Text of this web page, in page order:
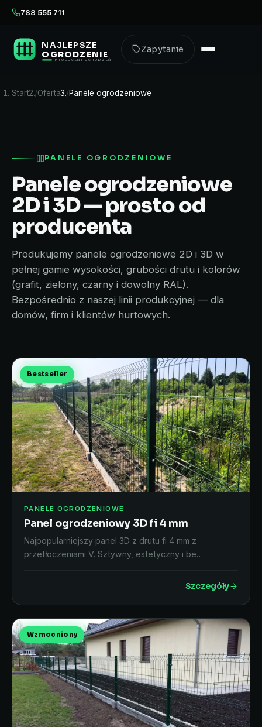
788 555 711
NAJLEPSZE
OGRODZENIE
PRODUCENT OGRODZEŃ
Zapytanie
Start Oferta Panele ogrodzeniowe
PANELE OGRODZENIOWE
Panele ogrodzeniowe
2D i 3D — prosto od
producenta
Produkujemy panele ogrodzeniowe 2D i 3D w
pełnej gamie wysokości, grubości drutu i kolorów
(grafit, zielony, czarny i dowolny RAL).
Bezpośrednio z naszej linii produkcyjnej — dla
domów, firm i klientów hurtowych.
Bestseller
PANELE OGRODZENIOWE
Panel ogrodzeniowy 3D fi 4 mm
Najpopularniejszy panel 3D z drutu fi 4 mm z
przetłoczeniami V. Sztywny, estetyczny i be…
Szczegóły
Wzmocniony